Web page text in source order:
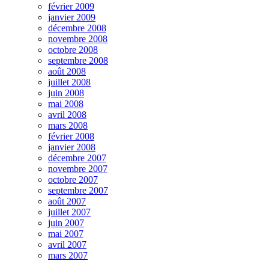
février 2009
janvier 2009
décembre 2008
novembre 2008
octobre 2008
septembre 2008
août 2008
juillet 2008
juin 2008
mai 2008
avril 2008
mars 2008
février 2008
janvier 2008
décembre 2007
novembre 2007
octobre 2007
septembre 2007
août 2007
juillet 2007
juin 2007
mai 2007
avril 2007
mars 2007